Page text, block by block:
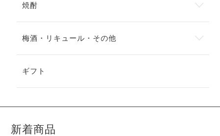
焼酎
梅酒・リキュール・その他
ギフト
新着商品